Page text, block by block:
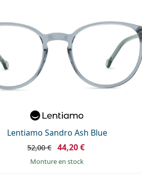
Lentiamo Sandro Ash Blue
52,00 € 44,20 €
Monture en stock